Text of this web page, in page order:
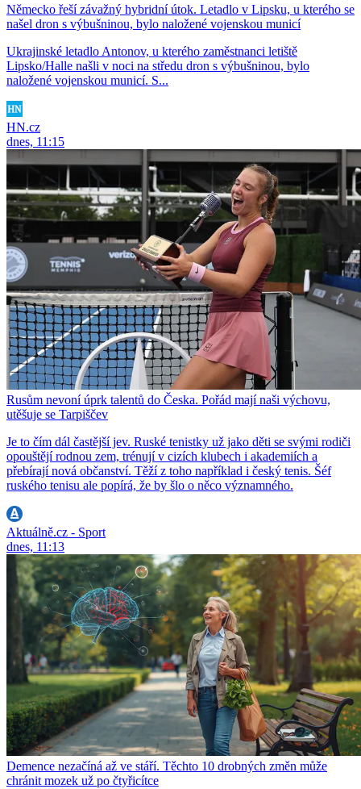
Německo řeší závažný hybridní útok. Letadlo v Lipsku, u kterého se
našel dron s výbušninou, bylo naložené vojenskou municí
Ukrajinské letadlo Antonov, u kterého zaměstnanci letiště
Lipsko/Halle našli v noci na středu dron s výbušninou, bylo
naložené vojenskou municí. S...
HN.cz
dnes, 11:15
Rusům nevoní úprk talentů do Česka. Pořád mají naši výchovu,
utěšuje se Tarpiščev
Je to čím dál častější jev. Ruské tenistky už jako děti se svými rodiči
opouštějí rodnou zem, trénují v cizích klubech i akademiích a
přebírají nová občanství. Těží z toho například i český tenis. Šéf
ruského tenisu ale popírá, že by šlo o něco významného.
Aktuálně.cz - Sport
dnes, 11:13
Demence nezačíná až ve stáří. Těchto 10 drobných změn může
chránit mozek už po čtyřicítce